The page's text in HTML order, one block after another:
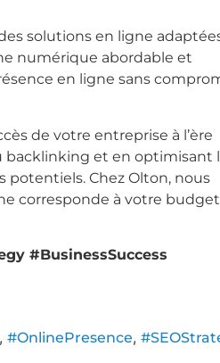
solutions en ligne
numérique abordable et
en ligne sans
de votre entreprise à l’ère
backlinking et en optimisant
Chez Olton, nous
corresponde à votre
#BusinessSuccess
, #OnlinePresence,